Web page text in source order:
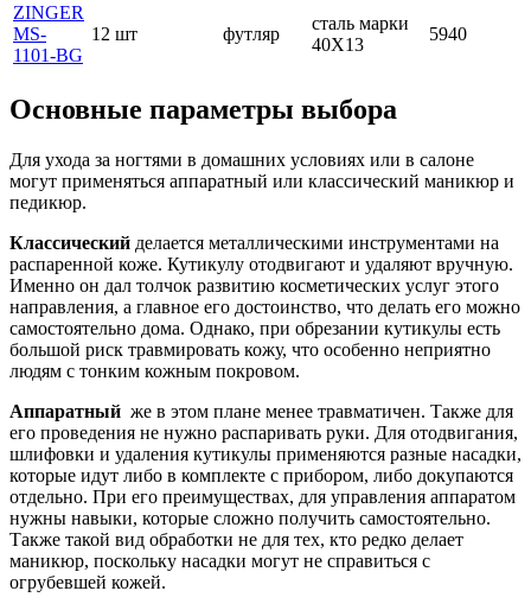
ZINGER
MS-
1101-BG
12 шт футляр
сталь марки
40Х13
5940
Основные параметры выбора
Для ухода за ногтями в домашних условиях или в салоне
могут применяться аппаратный или классический маникюр и
педикюр.
Классический делается металлическими инструментами на
распаренной коже. Кутикулу отодвигают и удаляют вручную.
Именно он дал толчок развитию косметических услуг этого
направления, а главное его достоинство, что делать его можно
самостоятельно дома. Однако, при обрезании кутикулы есть
большой риск травмировать кожу, что особенно неприятно
людям с тонким кожным покровом.
Аппаратный же в этом плане менее травматичен. Также для
его проведения не нужно распаривать руки. Для отодвигания,
шлифовки и удаления кутикулы применяются разные насадки,
которые идут либо в комплекте с прибором, либо докупаются
отдельно. При его преимуществах, для управления аппаратом
нужны навыки, которые сложно получить самостоятельно.
Также такой вид обработки не для тех, кто редко делает
маникюр, поскольку насадки могут не справиться с
огрубевшей кожей.